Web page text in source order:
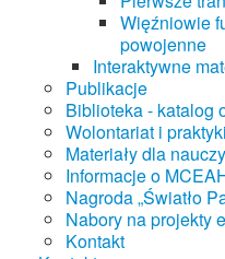
Więźniowie
powojenne
Interaktywne
Publikacje
Biblioteka - katalog
Wolontariat i praktyki
Materiały dla
Informacje o
Nagroda „Światło
Nabory na projekty
Kontakt